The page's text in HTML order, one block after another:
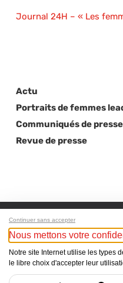
Journal 24H – « Les
Actu
Portraits de femmes
Communiqués de presse
Revue de presse
HR
Continuer sans accepter
Nous mettons votre
Notre site Internet utilise les types
le libre choix d'accepter leur